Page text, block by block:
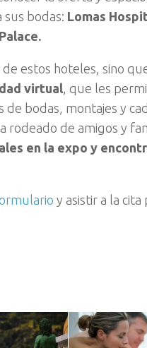
bodas: Lomas
estos hoteles, sino
virtual , que les
bodas, montajes y
rodeado de amigos y
en la expo y
y asistir a la cita